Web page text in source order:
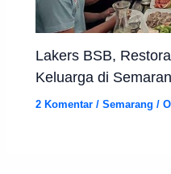
Lakers BSB,
Keluarga di
2 Komentar /Semarang /